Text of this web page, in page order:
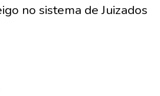
no sistema de Juizados